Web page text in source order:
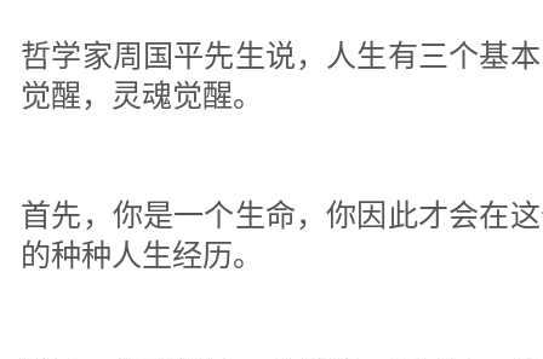
哲学家周国平先生说，人生有三个基
觉醒，灵魂觉醒。
首先，你是一个生命，你因此才会在
的种种人生经历。